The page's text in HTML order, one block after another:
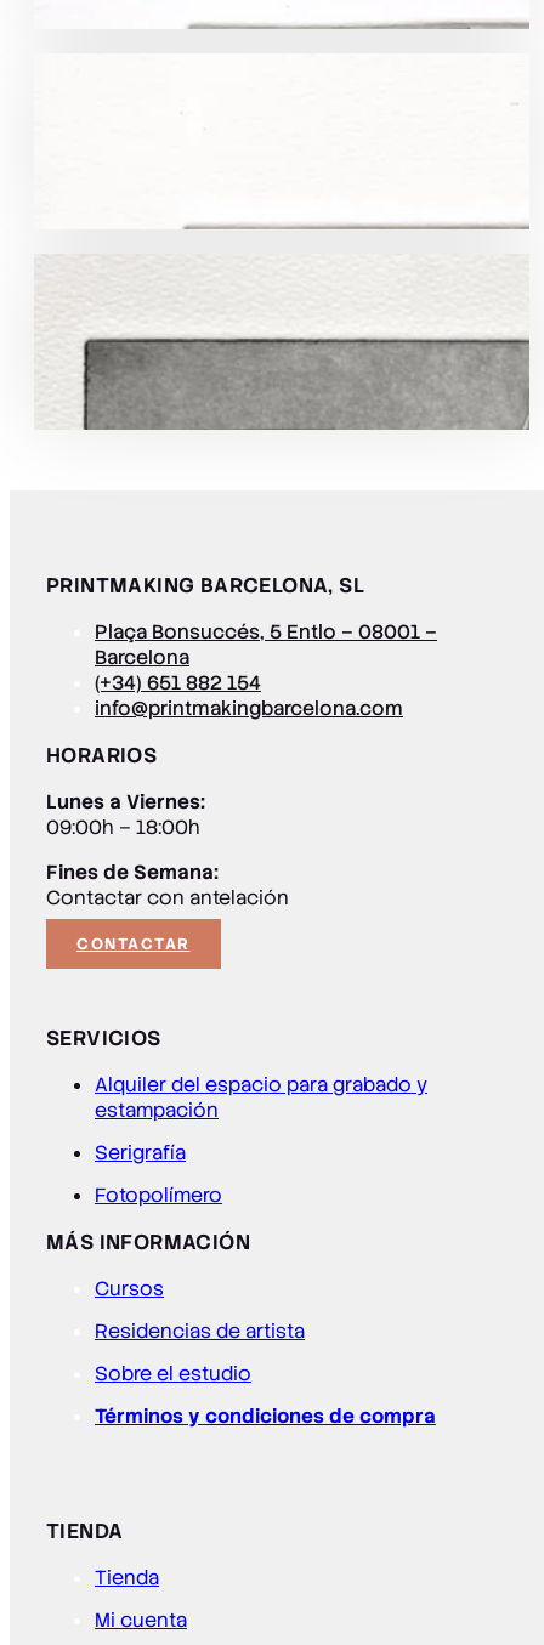
PRINTMAKING BARCELONA, SL
Plaça Bonsuccés, 5 Entlo – 08001 –
Barcelona
(+34) 651 882 154
info@printmakingbarcelona.com
HORARIOS
Lunes a Viernes:
09:00h – 18:00h
Fines de Semana:
Contactar con antelación
CONTACTAR
SERVICIOS
Alquiler del espacio para grabado y
estampación
Serigrafía
Fotopolímero
MÁS INFORMACIÓN
Cursos
Residencias de artista
Sobre el estudio
Términos y condiciones de compra
TIENDA
Tienda
Mi cuenta